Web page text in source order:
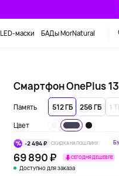
LED-маски БАДы MorNatural
Смартфон OnePlus
Память 512 ГБ 256 ГБ 1
Цвет
-2 494 ₽ СКИДКА НА ПОШЛИНУ
69 890 ₽ СЕГОДНЯ ДЕШЕВЛЕ
Доступно для заказа